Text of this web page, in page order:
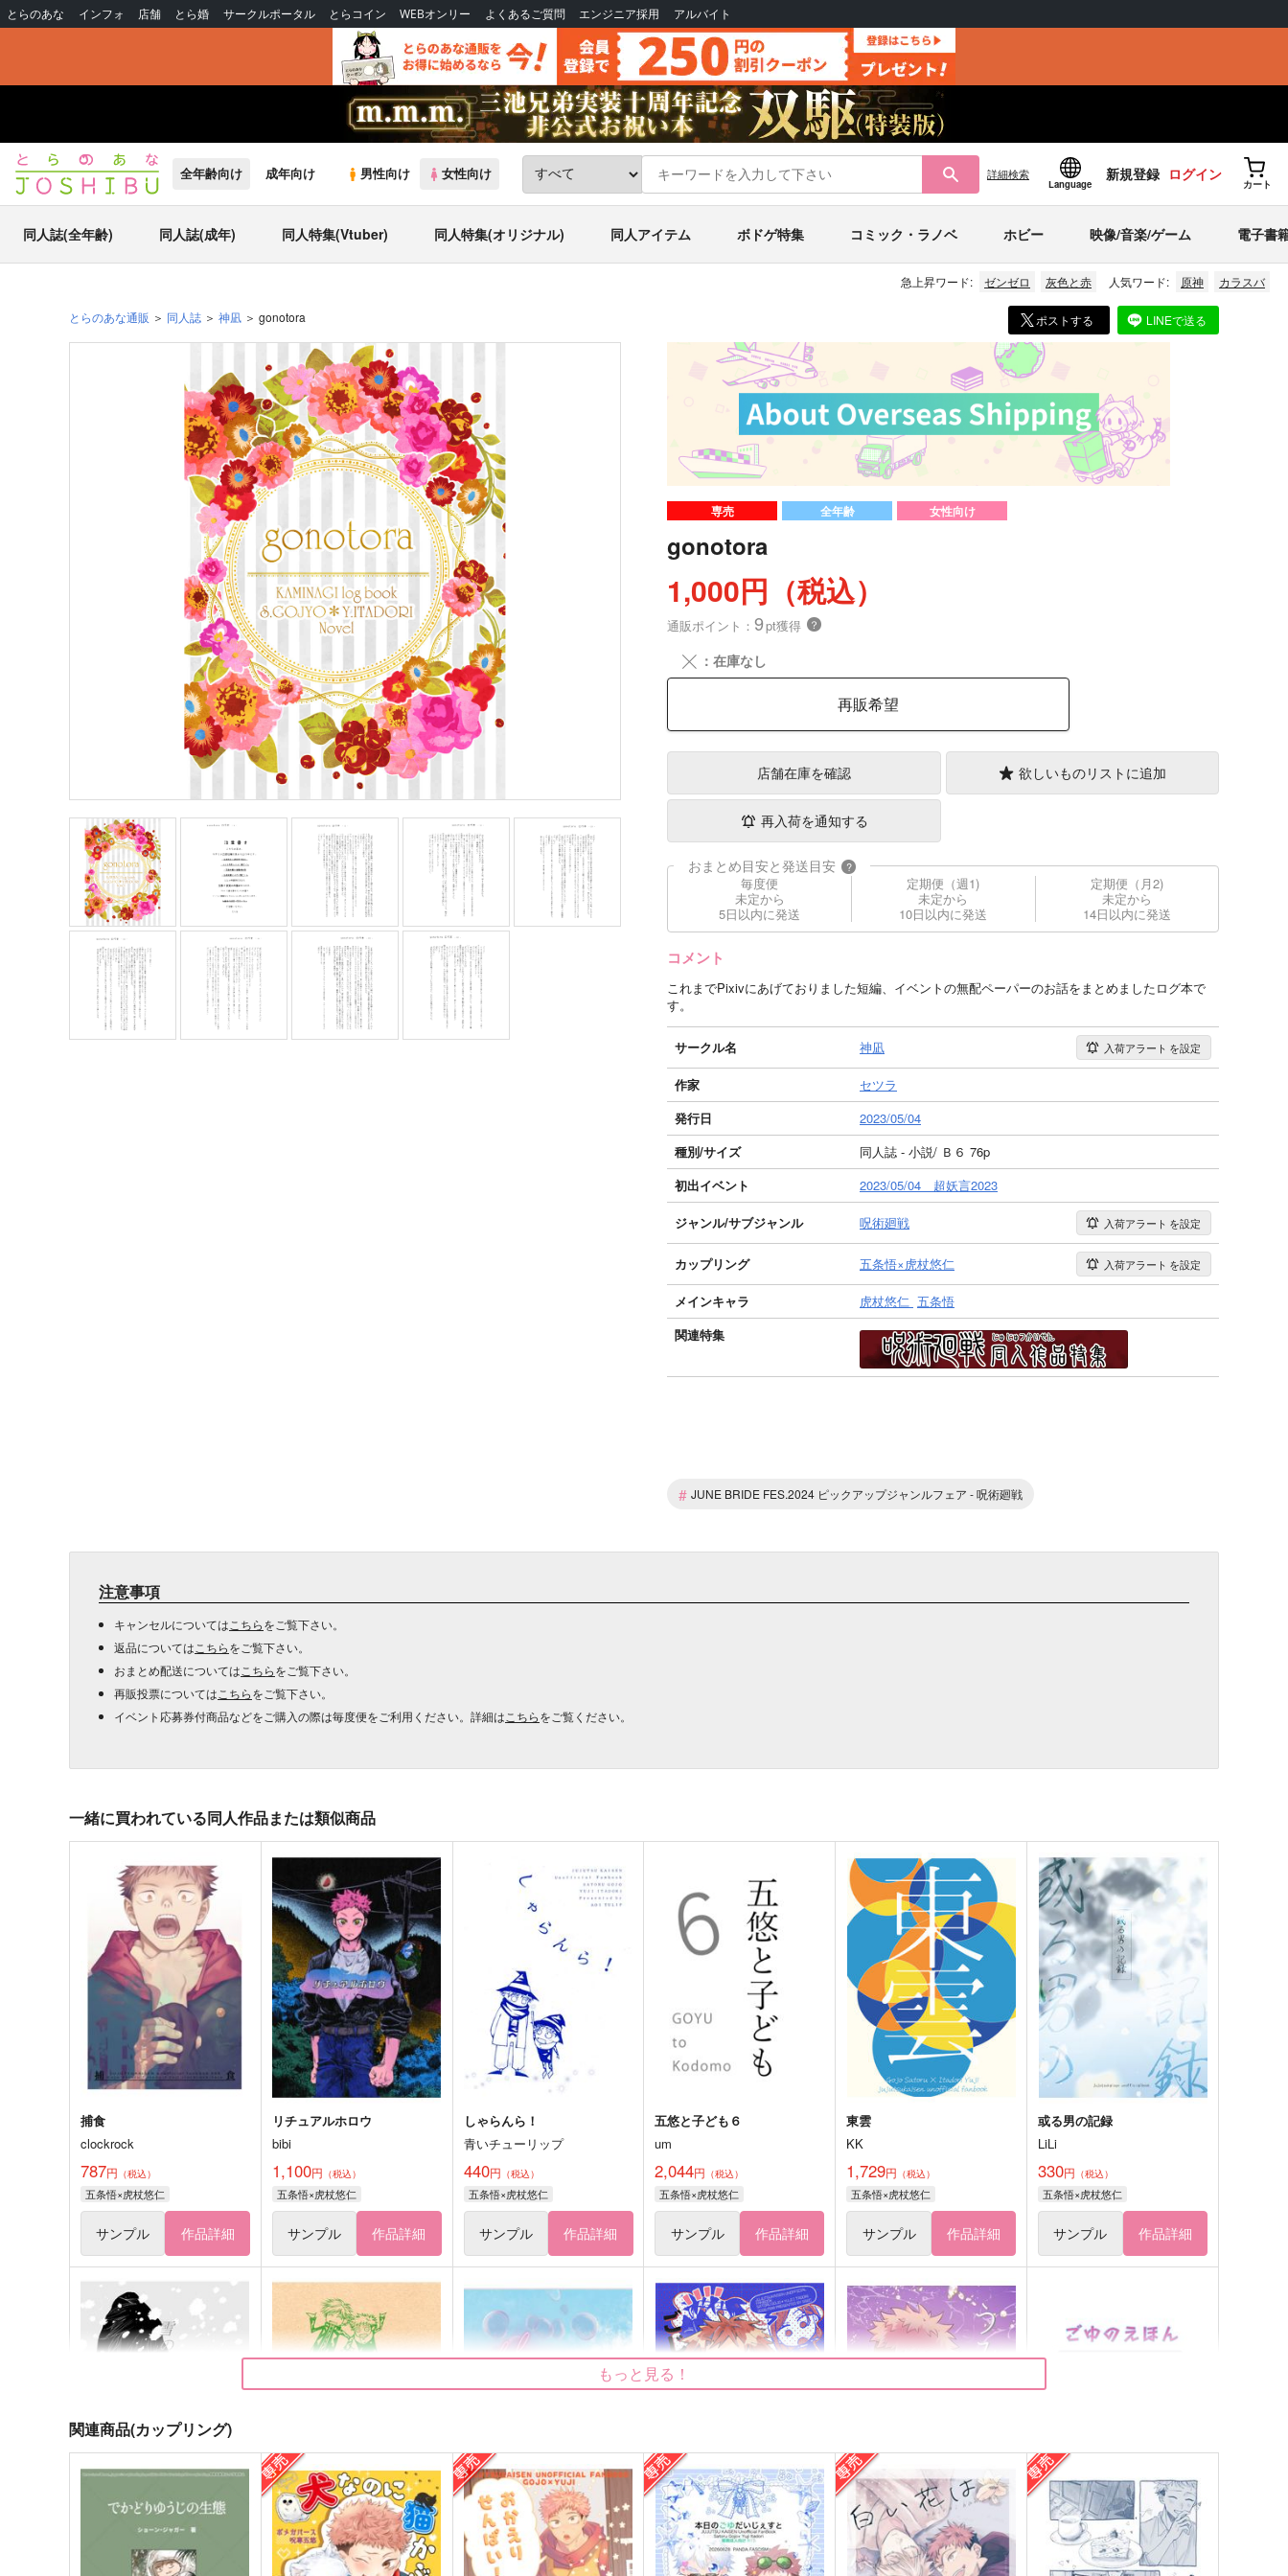
とらのあな インフォ 店舗 とら婚 サークルポータル とらコイン WEBオンリー よくあるご質問 エンジニア採用 アルバイト
全年齢向け 成年向け 男性向け 女性向け 詳細検索
Language
新規登録 ログイン
カート
同人誌(全年齢) 同人誌(成年) 同人特集(Vtuber) 同人特集(オリジナル) 同人アイテム ボドゲ特集 コミック・ラノベ ホビー 映像/音楽/ゲーム 電子書
急上昇ワード: ゼンゼロ 灰色と赤 人気ワード: 原神 カラスバ
とらのあな通販 同人誌 神凪 gonotora ポストする LINEで送る
専売 全年齢 女性向け
gonotora
1,000円（税込）
通販ポイント： 9pt獲得 ？
╳ ：在庫なし
再販希望
店舗在庫を確認 欲しいものリストに追加
再入荷を通知する
おまとめ目安と発送目安 ?
毎度便
未定から
5日以内に発送
定期便（週1)
未定から
10日以内に発送
定期便（月2)
未定から
14日以内に発送
コメント
これまでPixivにあげておりました短編、イベントの無配ペーパーのお話をまとめましたログ本で
す。
サークル名 神凪 入荷アラート を設定
作家
セツラ
発行日
2023/05/04
種別/サイズ
同人誌 - 小説/ Ｂ６ 76p
初出イベント
2023/05/04 超妖言2023
ジャンル/サブジャンル 呪術廻戦 入荷アラート を設定
カップリング 五条悟×虎杖悠仁 入荷アラート を設定
メインキャラ 虎杖悠仁 五条悟
関連特集
# JUNE BRIDE FES.2024 ピックアップジャンルフェア - 呪術廻戦
注意事項
キャンセルについては こちらをご覧下さい。
返品については こちらをご覧下さい。
おまとめ配送については こちらをご覧下さい。
再販投票については こちらをご覧下さい。
イベント応募券付商品などをご購入の際は毎度便をご利用ください。詳細は こちらをご覧ください。
一緒に買われている同人作品または類似商品
捕食
clockrock
787円 （税込）
五条悟×虎杖悠仁
サンプル 作品詳細
リチュアルホロウ
bibi
1,100円 （税込）
五条悟×虎杖悠仁
サンプル 作品詳細
しゃらんら！
青いチューリップ
440円 （税込）
五条悟×虎杖悠仁
サンプル 作品詳細
五悠と子ども６
um
2,044円 （税込）
五条悟×虎杖悠仁
サンプル 作品詳細
東雲
KK
1,729円 （税込）
五条悟×虎杖悠仁
サンプル 作品詳細
或る男の記録
LiLi
330円 （税込）
五条悟×虎杖悠仁
サンプル 作品詳細
雪のかさぶた
ドライブスルー
ソレはソレ！コレはコレ！
青いチューリップ
bluedays
cafe cocoa
ごじょにゃんとゆじくん6
ゴビョウ
うみのなきごえ
カタコト炒飯
ごゆのえほん
ぷにぷに
もっと見る！
関連商品(カップリング)